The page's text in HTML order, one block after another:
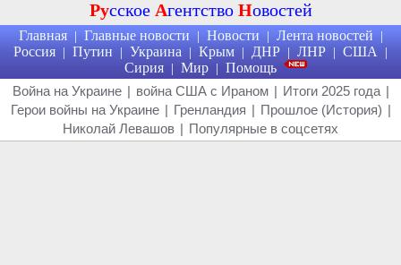
Русское Агентство Новостей
Главная | Главные новости | Новости | Лента новостей |
Россия | Путин | Украина | Крым | ДНР | ЛНР | США |
Сирия | Мир | Помощь
Война на Украине | война США с Ираном | Итоги 2025 года |
Герои войны на Украине | Гренландия | Прошлое (История) |
Николай Левашов | Популярные в соцсетях